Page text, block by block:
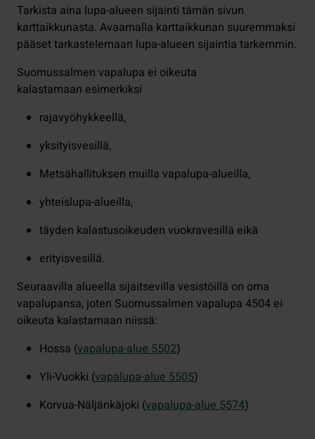
Tarkista aina lupa-alueen sijainti tämän sivun
karttaikkunasta. Avaamalla karttaikkunan suuremmaksi
pääset tarkastelemaan lupa-alueen sijaintia tarkemmin.
Suomussalmen vapalupa ei oikeuta
kalastamaan esimerkiksi
rajavyöhykkeellä,
yksityisvesillä,
Metsähallituksen muilla vapalupa-alueilla,
yhteislupa-alueilla,
täyden kalastusoikeuden vuokravesillä eikä
erityisvesillä.
Seuraavilla alueella sijaitsevilla vesistöillä on oma
vapalupansa, joten Suomussalmen vapalupa 4504 ei
oikeuta kalastamaan niissä:
Hossa (vapalupa-alue 5502)
Yli-Vuokki (vapalupa-alue 5505)
Korvua-Näljänkäjoki (vapalupa-alue 5574)